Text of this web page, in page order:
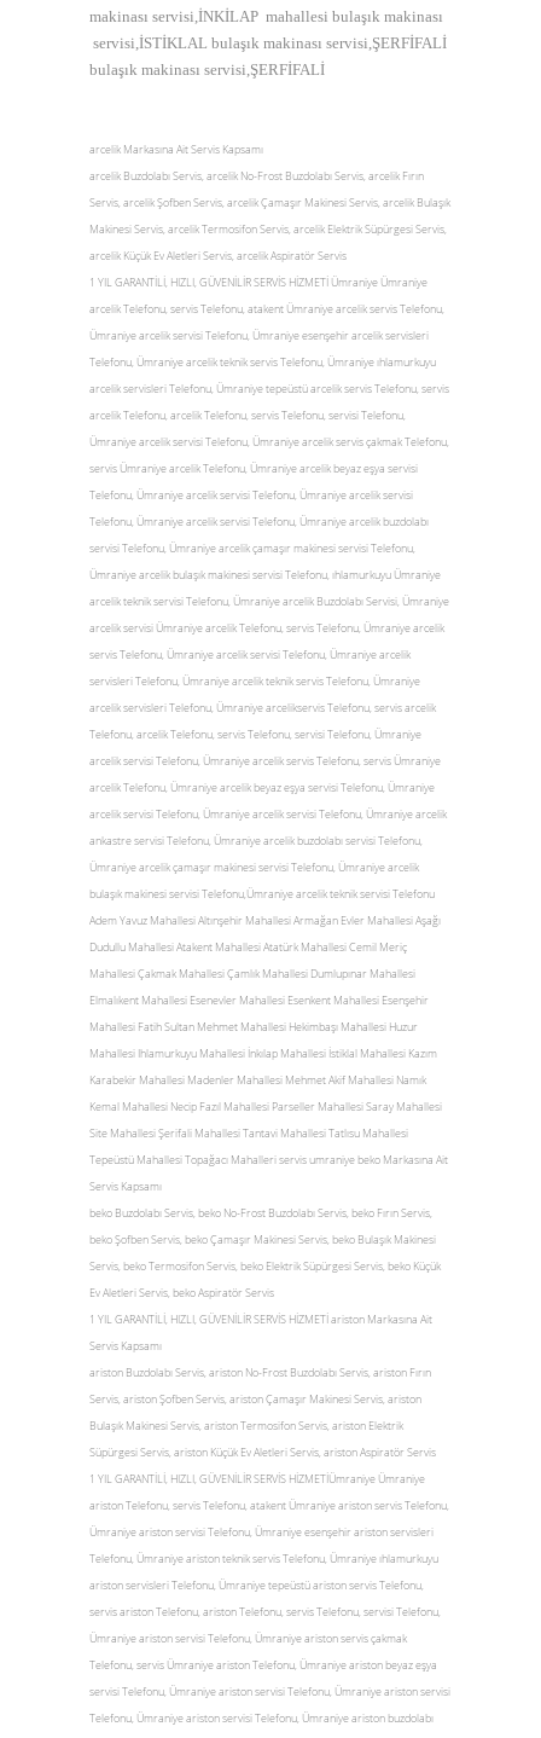
makinası servisi,İNKİLAP mahallesi bulaşık makinası
servisi,İSTİKLAL bulaşık makinası servisi,ŞERFİFALİ
bulaşık makinası servisi,ŞERFİFALİ
arcelik Markasına Ait Servis Kapsamı
arcelik Buzdolabı Servis, arcelik No-Frost Buzdolabı Servis, arcelik Fırın
Servis, arcelik Şofben Servis, arcelik Çamaşır Makinesi Servis, arcelik Bulaşık
Makinesi Servis, arcelik Termosifon Servis, arcelik Elektrik Süpürgesi Servis,
arcelik Küçük Ev Aletleri Servis, arcelik Aspiratör Servis
1 YIL GARANTİLİ, HIZLI, GÜVENİLİR SERVİS HİZMETİ Ümraniye Ümraniye
arcelik Telefonu, servis Telefonu, atakent Ümraniye arcelik servis Telefonu,
Ümraniye arcelik servisi Telefonu, Ümraniye esenşehir arcelik servisleri
Telefonu, Ümraniye arcelik teknik servis Telefonu, Ümraniye ıhlamurkuyu
arcelik servisleri Telefonu, Ümraniye tepeüstü arcelik servis Telefonu, servis
arcelik Telefonu, arcelik Telefonu, servis Telefonu, servisi Telefonu,
Ümraniye arcelik servisi Telefonu, Ümraniye arcelik servis çakmak Telefonu,
servis Ümraniye arcelik Telefonu, Ümraniye arcelik beyaz eşya servisi
Telefonu, Ümraniye arcelik servisi Telefonu, Ümraniye arcelik servisi
Telefonu, Ümraniye arcelik servisi Telefonu, Ümraniye arcelik buzdolabı
servisi Telefonu, Ümraniye arcelik çamaşır makinesi servisi Telefonu,
Ümraniye arcelik bulaşık makinesi servisi Telefonu, ıhlamurkuyu Ümraniye
arcelik teknik servisi Telefonu, Ümraniye arcelik Buzdolabı Servisi, Ümraniye
arcelik servisi Ümraniye arcelik Telefonu, servis Telefonu, Ümraniye arcelik
servis Telefonu, Ümraniye arcelik servisi Telefonu, Ümraniye arcelik
servisleri Telefonu, Ümraniye arcelik teknik servis Telefonu, Ümraniye
arcelik servisleri Telefonu, Ümraniye arcelikservis Telefonu, servis arcelik
Telefonu, arcelik Telefonu, servis Telefonu, servisi Telefonu, Ümraniye
arcelik servisi Telefonu, Ümraniye arcelik servis Telefonu, servis Ümraniye
arcelik Telefonu, Ümraniye arcelik beyaz eşya servisi Telefonu, Ümraniye
arcelik servisi Telefonu, Ümraniye arcelik servisi Telefonu, Ümraniye arcelik
ankastre servisi Telefonu, Ümraniye arcelik buzdolabı servisi Telefonu,
Ümraniye arcelik çamaşır makinesi servisi Telefonu, Ümraniye arcelik
bulaşık makinesi servisi Telefonu,Ümraniye arcelik teknik servisi Telefonu
Adem Yavuz Mahallesi Altınşehir Mahallesi Armağan Evler Mahallesi Aşağı
Dudullu Mahallesi Atakent Mahallesi Atatürk Mahallesi Cemil Meriç
Mahallesi Çakmak Mahallesi Çamlık Mahallesi Dumlupınar Mahallesi
Elmalıkent Mahallesi Esenevler Mahallesi Esenkent Mahallesi Esenşehir
Mahallesi Fatih Sultan Mehmet Mahallesi Hekimbaşı Mahallesi Huzur
Mahallesi Ihlamurkuyu Mahallesi İnkılap Mahallesi İstiklal Mahallesi Kazım
Karabekir Mahallesi Madenler Mahallesi Mehmet Akif Mahallesi Namık
Kemal Mahallesi Necip Fazıl Mahallesi Parseller Mahallesi Saray Mahallesi
Site Mahallesi Şerifali Mahallesi Tantavi Mahallesi Tatlısu Mahallesi
Tepeüstü Mahallesi Topağacı Mahalleri servis umraniye beko Markasına Ait
Servis Kapsamı
beko Buzdolabı Servis, beko No-Frost Buzdolabı Servis, beko Fırın Servis,
beko Şofben Servis, beko Çamaşır Makinesi Servis, beko Bulaşık Makinesi
Servis, beko Termosifon Servis, beko Elektrik Süpürgesi Servis, beko Küçük
Ev Aletleri Servis, beko Aspiratör Servis
1 YIL GARANTİLİ, HIZLI, GÜVENİLİR SERVİS HİZMETİ ariston Markasına Ait
Servis Kapsamı
ariston Buzdolabı Servis, ariston No-Frost Buzdolabı Servis, ariston Fırın
Servis, ariston Şofben Servis, ariston Çamaşır Makinesi Servis, ariston
Bulaşık Makinesi Servis, ariston Termosifon Servis, ariston Elektrik
Süpürgesi Servis, ariston Küçük Ev Aletleri Servis, ariston Aspiratör Servis
1 YIL GARANTİLİ, HIZLI, GÜVENİLİR SERVİS HİZMETİÜmraniye Ümraniye
ariston Telefonu, servis Telefonu, atakent Ümraniye ariston servis Telefonu,
Ümraniye ariston servisi Telefonu, Ümraniye esenşehir ariston servisleri
Telefonu, Ümraniye ariston teknik servis Telefonu, Ümraniye ıhlamurkuyu
ariston servisleri Telefonu, Ümraniye tepeüstü ariston servis Telefonu,
servis ariston Telefonu, ariston Telefonu, servis Telefonu, servisi Telefonu,
Ümraniye ariston servisi Telefonu, Ümraniye ariston servis çakmak
Telefonu, servis Ümraniye ariston Telefonu, Ümraniye ariston beyaz eşya
servisi Telefonu, Ümraniye ariston servisi Telefonu, Ümraniye ariston servisi
Telefonu, Ümraniye ariston servisi Telefonu, Ümraniye ariston buzdolabı